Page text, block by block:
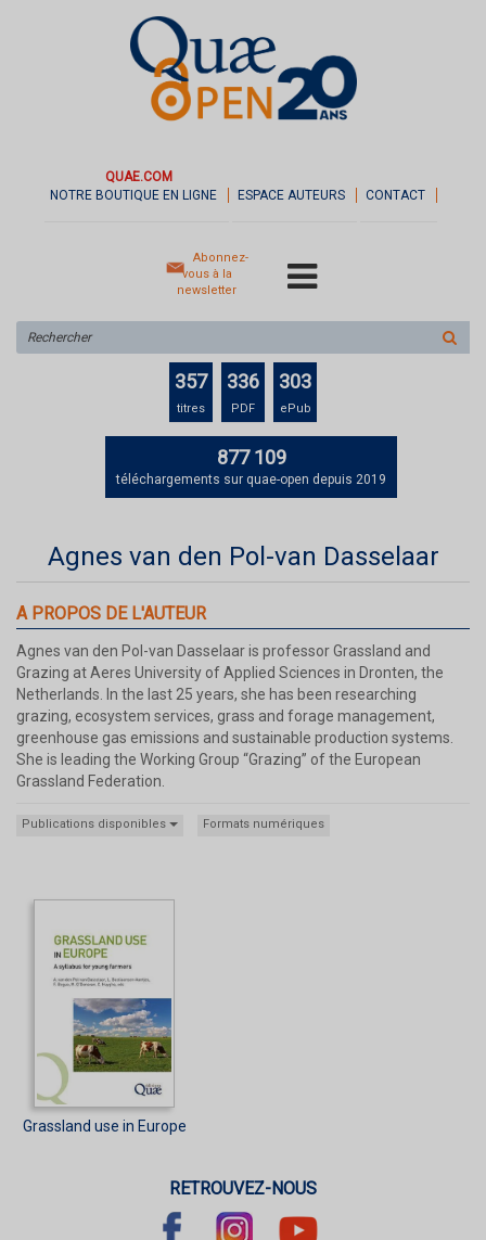
QUAE.COM
NOTRE BOUTIQUE EN LIGNE
ESPACE AUTEURS CONTACT
Abonnez-
vous à la
newsletter
sur
le
357
titres
336
PDF
303
ePub
877 109
téléchargements sur quae-open depuis 2019
Agnes van den Pol-van Dasselaar
A PROPOS DE L'AUTEUR
Agnes van den Pol-van Dasselaar is professor Grassland and
Grazing at Aeres University of Applied Sciences in Dronten, the
Netherlands. In the last 25 years, she has been researching
grazing, ecosystem services, grass and forage management,
greenhouse gas emissions and sustainable production systems.
She is leading the Working Group “Grazing” of the European
Grassland Federation.
Publications disponibles Formats numériques
Grassland use in Europe
RETROUVEZ-NOUS